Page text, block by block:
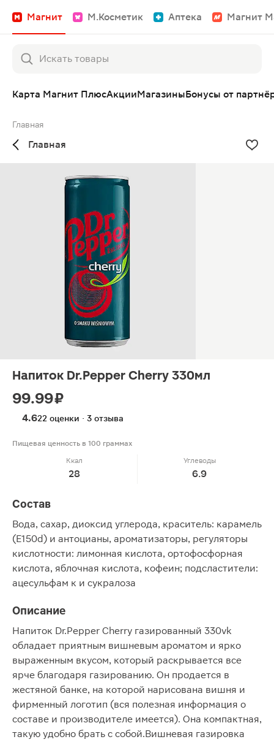
Магнит М.Косметик Аптека Магнит
Карта Магнит ПлюсАкцииМагазиныБонусы от
Главная
Главная
Напиток Dr.Pepper Cherry 330мл
99.99 ₽
4.622 оценки · 3 отзыва
Пищевая ценность в 100 граммах
Ккал
28
Углеводы
6.9
Состав
Вода, сахар, диоксид углерода, краситель: карамель
(Е150d) и антоцианы, ароматизаторы, регуляторы
кислотности: лимонная кислота, ортофосфорная
кислота, яблочная кислота, кофеин; подсластители:
ацесульфам к и сукралоза
Описание
Напиток Dr.Pepper Cherry газированный 330vk
обладает приятным вишневым ароматом и ярко
выраженным вкусом, который раскрывается все
ярче благодаря газированию. Он продается в
жестяной банке, на которой нарисована вишня и
фирменный логотип (вся полезная информация о
составе и производителе имеется). Она компактная,
такую удобно брать с собой.Вишневая газировка